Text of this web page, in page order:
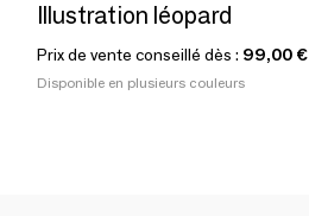
Illustration léopard
Prix de vente conseillé dès : 99,00 €
Disponible en plusieurs couleurs